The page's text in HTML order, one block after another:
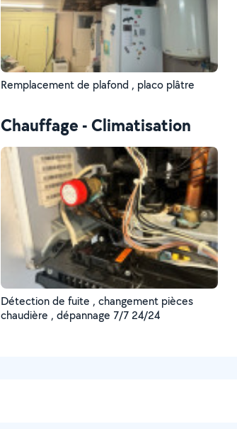
Remplacement de plafond , placo plâtre
Chauffage - Climatisation
Détection de fuite , changement pièces
chaudière , dépannage 7/7 24/24